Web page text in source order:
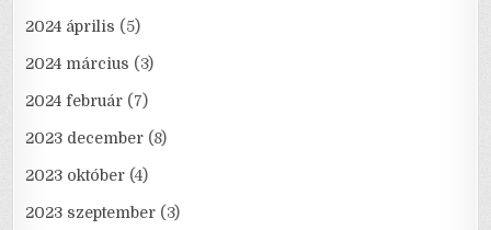
2024 április (5)
2024 március (3)
2024 február (7)
2023 december (8)
2023 október (4)
2023 szeptember (3)